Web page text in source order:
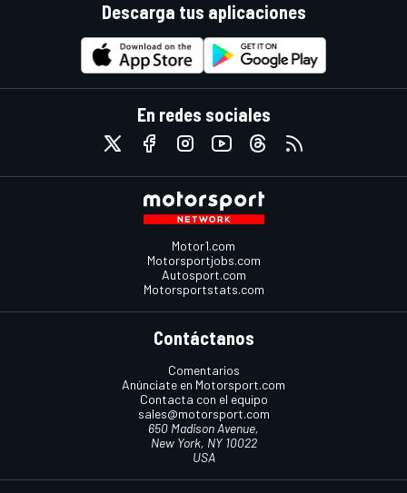
Descarga tus aplicaciones
En redes sociales
Motor1.com
Motorsportjobs.com
Autosport.com
Motorsportstats.com
Contáctanos
Comentarios
Anúnciate en Motorsport.com
Contacta con el equipo
sales@motorsport.com
650 Madison Avenue,
New York, NY 10022
USA